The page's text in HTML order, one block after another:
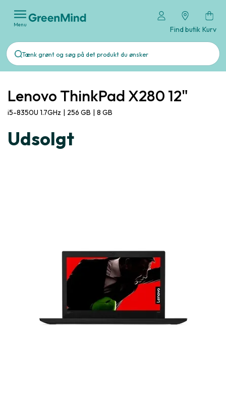
Menu
Find butik Kurv
Lenovo ThinkPad X280 12"
i5-8350U 1.7GHz | 256 GB | 8 GB
Udsolgt